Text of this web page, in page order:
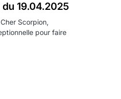
19.04.2025
Scorpion,
pour faire